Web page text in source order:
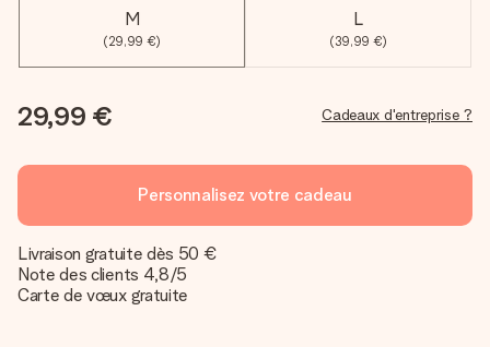
M
(29,99 €)
L
(39,99 €)
29,99 € Cadeaux d'entreprise ?
Personnalisez votre cadeau
Livraison gratuite dès 50 €
Note des clients 4,8/5
Carte de vœux gratuite